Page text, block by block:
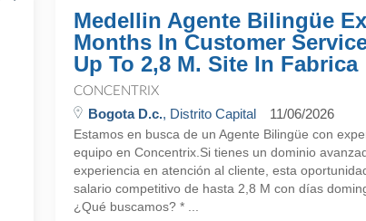
Medellin Agente Bilingüe
Months In Customer
Up To 2,8 M. Site In Fabrica
CONCENTRIX
Bogota D.c., Distrito Capital 11/06/2026
Estamos en busca de un Agente Bilingüe con
equipo en Concentrix.Si tienes un dominio
experiencia en atención al cliente, esta
salario competitivo de hasta 2,8 M con días
¿Qué buscamos? * ...